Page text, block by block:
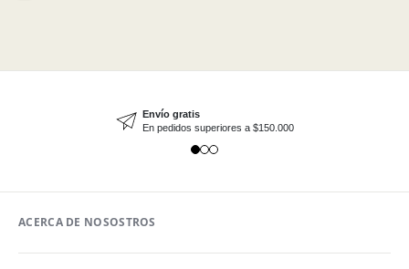
Envío gratis
En pedidos superiores a $150.000
ACERCA DE NOSOSTROS